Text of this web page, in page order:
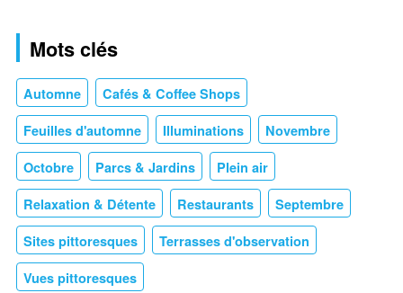
Mots clés
Automne Cafés & Coffee Shops
Feuilles d'automne Illuminations Novembre
Octobre Parcs & Jardins Plein air
Relaxation & Détente Restaurants Septembre
Sites pittoresques Terrasses d'observation
Vues pittoresques